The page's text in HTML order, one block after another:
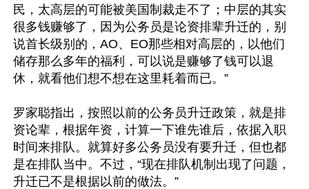
民，太高层的可能被美国制裁走不了；中层的其实
很多钱赚够了，因为公务员是论资排辈升迁的，别
说首长级别的，AO、EO那些相对高层的，以他们
储存那么多年的福利，可以说是赚够了钱可以退
休，就看他们想不想在这里耗着而已。”
罗家聪指出，按照以前的公务员升迁政策，就是排
资论辈，根据年资，计算一下谁先谁后，依据入职
时间来排队。就算好多公务员没有要升迁，但也都
是在排队当中。不过，“现在排队机制出现了问题，
升迁已不是根据以前的做法。”